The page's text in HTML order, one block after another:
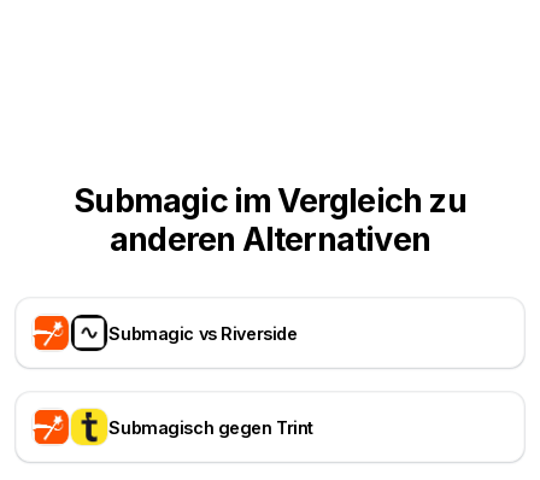
Submagic im Vergleich zu
anderen Alternativen
Submagic vs Riverside
Submagisch gegen Trint